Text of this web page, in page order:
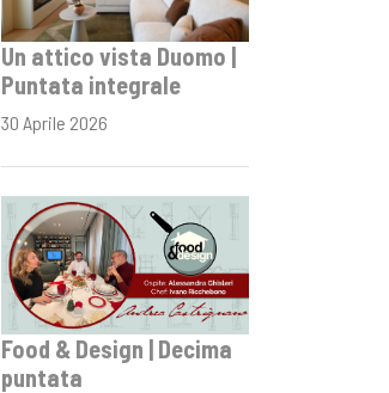
Un attico vista Duomo |
Puntata integrale
30 Aprile 2026
Food & Design | Decima
puntata